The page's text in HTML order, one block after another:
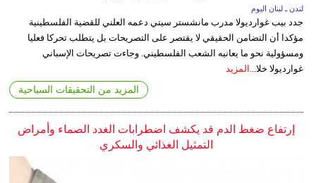
لندن ـ لبنان اليوم
جدد بيب غوارديولا مدرب مانشستر سيتي دعمه العلني للقضية الفلسطينية
مؤكدا أن التضامن الحقيقي لا يقتصر على التصريحات بل يتطلب تحركا فعليا
ومسؤولية نحو ما يعانيه الشعب الفلسطيني. وجاءت تصريحات الإسباني
غوارديولا خلا... المزيد
المزيد من التحقيقات السياحية
إرتفاع ضغط الدم قد يكشف اضطرابات الغدد الصماء وأمراض
التمثيل الغذائي والسكري